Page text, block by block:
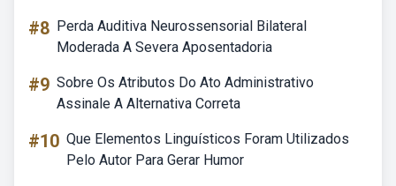
#8 Perda Auditiva Neurossensorial Bilateral
Moderada A Severa Aposentadoria
#9 Sobre Os Atributos Do Ato Administrativo
Assinale A Alternativa Correta
#10 Que Elementos Linguísticos Foram Utilizados
Pelo Autor Para Gerar Humor